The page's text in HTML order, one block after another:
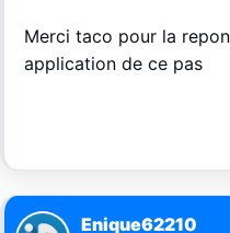
Merci taco pour la
application de ce pas
Enique62210